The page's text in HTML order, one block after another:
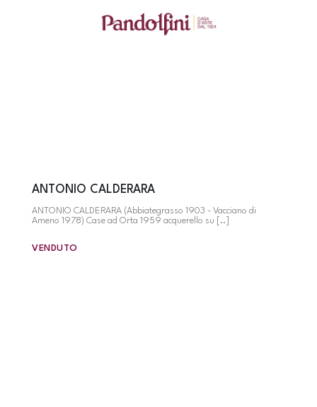
ANTONIO CALDERARA
ANTONIO CALDERARA (Abbiategrasso 1903 - Vacciano di
Ameno 1978) Case ad Orta 1959 acquerello su [..]
VENDUTO